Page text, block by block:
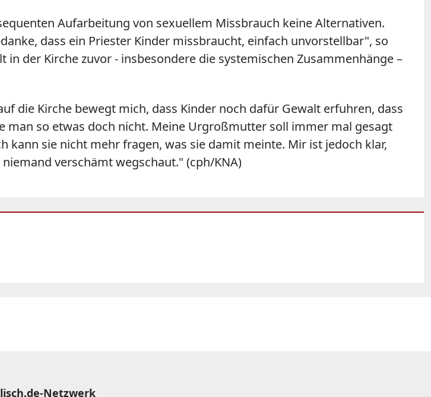
Aufarbeitung von sexuellem Missbrauch keine Alternativen.
dass ein Priester Kinder missbraucht, einfach unvorstellbar", so
der Kirche zuvor - insbesondere die systemischen Zusammenhänge –
die Kirche bewegt mich, dass Kinder noch dafür Gewalt erfuhren, dass
man so etwas doch nicht. Meine Urgroßmutter soll immer mal gesagt
kann sie nicht mehr fragen, was sie damit meinte. Mir ist jedoch klar,
verschämt wegschaut." (cph/KNA)
Netzwerk